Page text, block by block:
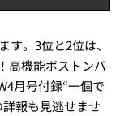
す。3位と2位は、
高機能ボストンバ
月号付録“一個で
報も見逃せませ